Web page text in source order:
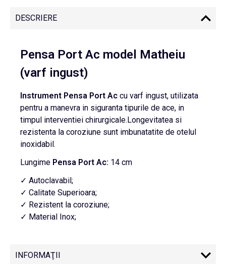
DESCRIERE
Pensa Port Ac model Matheiu
(varf ingust)
Instrument Pensa Port Ac cu varf ingust, utilizata
pentru a manevra in siguranta tipurile de ace, in
timpul interventiei chirurgicale.Longevitatea si
rezistenta la coroziune sunt imbunatatite de otelul
inoxidabil.
Lungime Pensa Port Ac: 14 cm
✓ Autoclavabil;
✓ Calitate Superioara;
✓ Rezistent la coroziune;
✓ Material Inox;
INFORMAŢII